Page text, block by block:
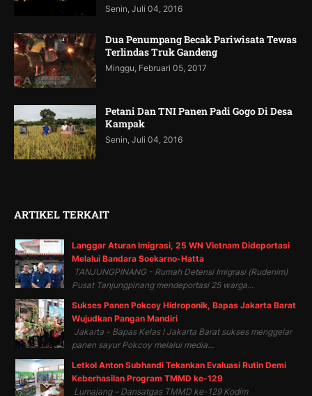
Senin, Juli 04, 2016
Dua Penumpang Becak Pariwisata Tewas
Terlindas Truk Gandeng
Minggu, Februari 05, 2017
Petani Dan TNI Panen Padi Gogo Di Desa
Kampak
Senin, Juli 04, 2016
ARTIKEL TERKAIT
Langgar Aturan Imigrasi, 25 WN Vietnam Dideportasi
Melalui Bandara Soekarno-Hatta
TANJUNGPINANG - Rumah Detensi Imigrasi (Rudenim)
Pusat Tanjungpinang mendeportasi 25 warga...
Sukses Panen Pokcoy Hidroponik, Bapas Jakarta Barat
Wujudkan Pangan Mandiri
Jakarta - Bapas Kelas I Jakarta Barat sukses menggelar
panen sayur Pokcoy melalui media...
Letkol Anton Subhandi Tekankan Evaluasi Rutin Demi
Keberhasilan Program TMMD ke-129
Lumajang – Dansatgas TMMD ke-129 Kodim